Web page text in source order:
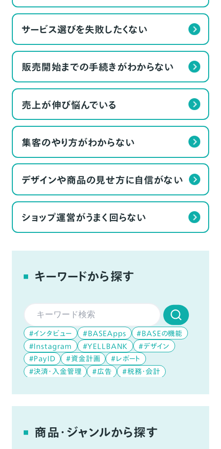
サービス選びを失敗したくない
販売開始までの手続きがわからない
売上が伸び悩んでいる
集客のやり方がわからない
デザインや商品の見せ方に自信がない
ショップ運営がうまく回らない
キーワードから探す
#インタビュー #BASEApps
#BASEの機能
#Instagram
#YELLBANK
#デザイン
#PayID
#資金計画
#レポート
#決済・入金管理
#広告
#税務・会計
商品・ジャンルから探す